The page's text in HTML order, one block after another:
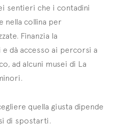
sentieri che i contadini
nella collina per
Finanzia la
dà accesso ai percorsi a
ad alcuni musei di La
quella giusta dipende
di spostarti.